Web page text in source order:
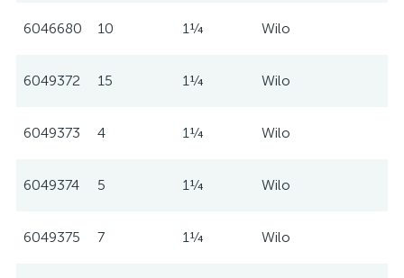
6046680 10 1¼ Wilo
6049372 15 1¼ Wilo
6049373 4 1¼ Wilo
6049374 5 1¼ Wilo
6049375 7 1¼ Wilo